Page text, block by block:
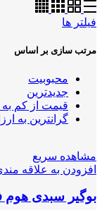
فیلتر ها
مرتب سازی بر اساس
محبوبیت
جدیدترین
قیمت از کم به
گرانترین به
مشاهده سریع
افزودن به علاقه
بوگیر سبدی